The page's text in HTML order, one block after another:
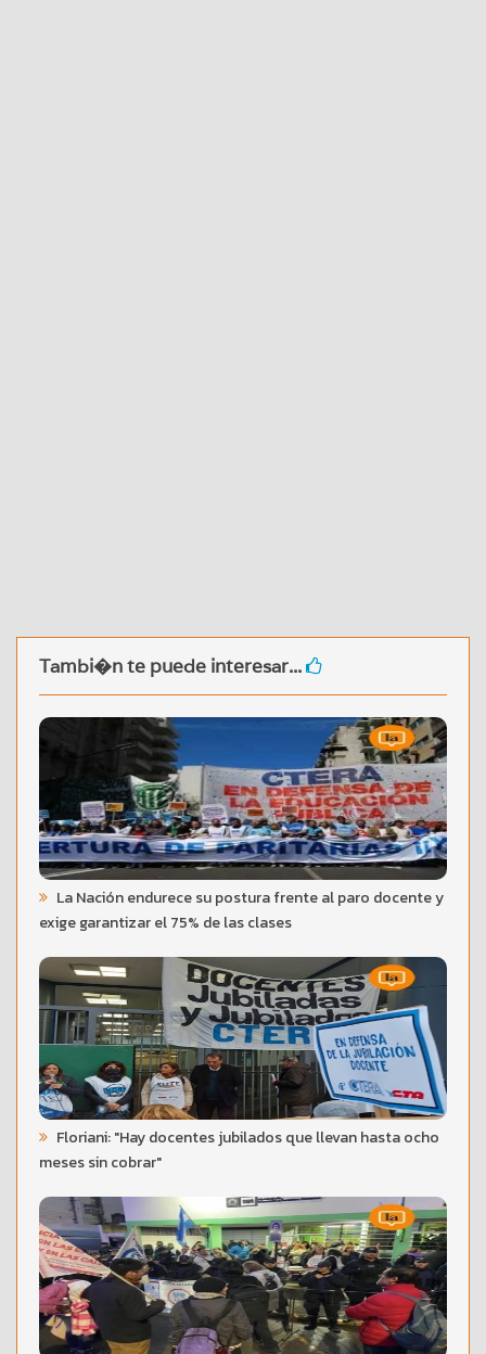
Tambi�n te puede interesar...
La Nación endurece su postura frente al paro docente y
exige garantizar el 75% de las clases
Floriani: "Hay docentes jubilados que llevan hasta ocho
meses sin cobrar"